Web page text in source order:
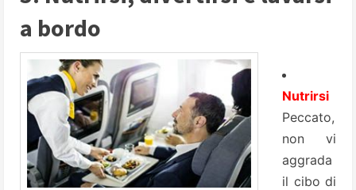
a bordo
Nutrirsi
Peccato,
non vi
aggrada
il cibo di